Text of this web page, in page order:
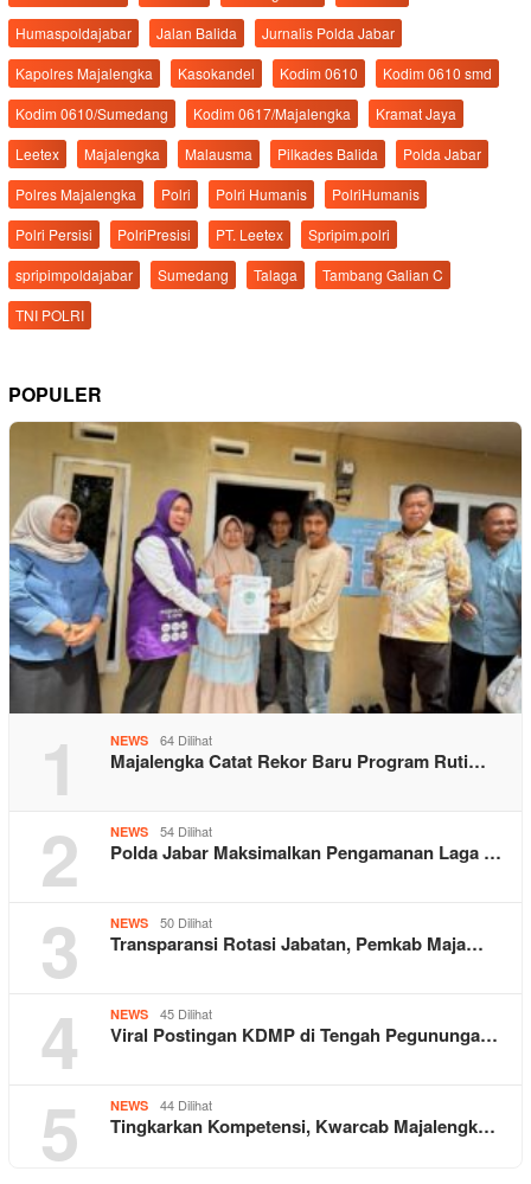
Humaspoldajabar
Jalan Balida
Jurnalis Polda Jabar
Kapolres Majalengka
Kasokandel Kodim 0610
Kodim 0610 smd
Kodim 0610/Sumedang
Kodim 0617/Majalengka
Kramat Jaya
Leetex
Majalengka Malausma Pilkades Balida
Polda Jabar
Polres Majalengka
Polri Polri Humanis
PolriHumanis
Polri Persisi
PolriPresisi PT. Leetex
Spripim.polri
spripimpoldajabar
Sumedang Talaga
Tambang Galian C
TNI POLRI
POPULER
1 NEWS 64 Dilihat
Majalengka Catat Rekor Baru Program Ruti…
2 NEWS 54 Dilihat
Polda Jabar Maksimalkan Pengamanan Laga …
3 NEWS 50 Dilihat
Transparansi Rotasi Jabatan, Pemkab Maja…
4 NEWS 45 Dilihat
Viral Postingan KDMP di Tengah Pegununga…
5 NEWS 44 Dilihat
Tingkarkan Kompetensi, Kwarcab Majalengk…